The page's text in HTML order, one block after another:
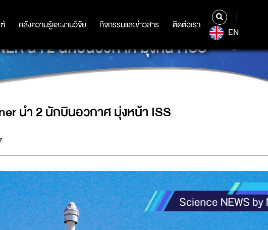
คลังความรู้และงานวิจัย กิจกรรมและข่าวสาร ติดต่อเรา
คลังความรู้และงานวิจัย กิจกรรมและข่าวสาร ติดต่อเรา
EN
นำ 2 นักบินอวกาศ มุ่งหน้า ISS
นำ 2 นักบินอวกาศ มุ่งหน้า ISS